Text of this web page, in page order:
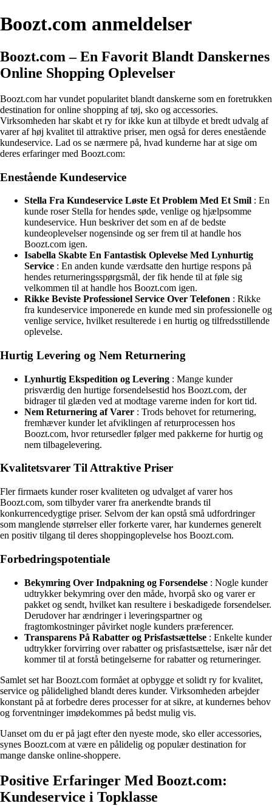
Boozt.com anmeldelser
Boozt.com – En Favorit Blandt Danskernes
Online Shopping Oplevelser
Boozt.com har vundet popularitet blandt danskerne som en foretrukken
destination for online shopping af tøj, sko og accessories.
Virksomheden har skabt et ry for ikke kun at tilbyde et bredt udvalg af
varer af høj kvalitet til attraktive priser, men også for deres enestående
kundeservice. Lad os se nærmere på, hvad kunderne har at sige om
deres erfaringer med Boozt.com:
Enestående Kundeservice
Stella Fra Kundeservice Løste Et Problem Med Et Smil : En
kunde roser Stella for hendes søde, venlige og hjælpsomme
kundeservice. Hun beskriver det som en af de bedste
kundeoplevelser nogensinde og ser frem til at handle hos
Boozt.com igen.
Isabella Skabte En Fantastisk Oplevelse Med Lynhurtig
Service : En anden kunde værdsatte den hurtige respons på
hendes returneringsspørgsmål, der fik hende til at føle sig
velkommen til at handle hos Boozt.com igen.
Rikke Beviste Professionel Service Over Telefonen : Rikke
fra kundeservice imponerede en kunde med sin professionelle og
venlige service, hvilket resulterede i en hurtig og tilfredsstillende
oplevelse.
Hurtig Levering og Nem Returnering
Lynhurtig Ekspedition og Levering : Mange kunder
prisværdig den hurtige forsendelsestid hos Boozt.com, der
bidrager til glæden ved at modtage varerne inden for kort tid.
Nem Returnering af Varer : Trods behovet for returnering,
fremhæver kunder let afviklingen af returprocessen hos
Boozt.com, hvor retursedler følger med pakkerne for hurtig og
nem tilbagelevering.
Kvalitetsvarer Til Attraktive Priser
Fler firmaets kunder roser kvaliteten og udvalget af varer hos
Boozt.com, som tilbyder varer fra anerkendte brands til
konkurrencedygtige priser. Selvom der kan opstå små udfordringer
som manglende størrelser eller forkerte varer, har kundernes generelt
en positiv tilgang til deres shoppingoplevelse hos Boozt.com.
Forbedringspotentiale
Bekymring Over Indpakning og Forsendelse : Nogle kunder
udtrykker bekymring over den måde, hvorpå sko og varer er
pakket og sendt, hvilket kan resultere i beskadigede forsendelser.
Derudover har ændringer i leveringspartner og
fragtomkostninger påvirket nogle kunders præferencer.
Transparens På Rabatter og Prisfastsættelse : Enkelte kunder
udtrykker forvirring over rabatter og prisfastsættelse, især når det
kommer til at forstå betingelserne for rabatter og returneringer.
Samlet set har Boozt.com formået at opbygge et solidt ry for kvalitet,
service og pålidelighed blandt deres kunder. Virksomheden arbejder
konstant på at forbedre deres processer for at sikre, at kundernes behov
og forventninger imødekommes på bedst mulig vis.
Uanset om du er på jagt efter den nyeste mode, sko eller accessories,
synes Boozt.com at være en pålidelig og populær destination for
mange danske online-shoppere.
Positive Erfaringer Med Boozt.com:
Kundeservice i Topklasse